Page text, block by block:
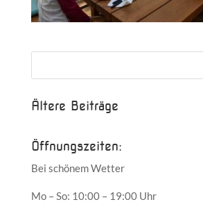
Ältere Beiträge
Öffnungszeiten:
Bei schönem Wetter
Mo – So: 10:00 – 19:00 Uhr